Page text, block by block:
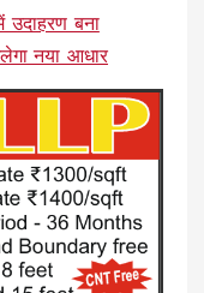
उदाहरण बना
नया आधार